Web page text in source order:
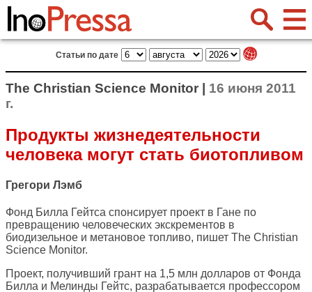
Статьи по дате
The Christian Science Monitor | 16 июня 2011
г.
Продукты жизнедеятельности
человека могут стать биотопливом
Грегори Лэмб
Фонд Билла Гейтса спонсирует проект в Гане по
превращению человеческих экскрементов в
биодизельное и метановое топливо, пишет The Christian
Science Monitor.
Проект, получивший грант на 1,5 млн долларов от Фонда
Билла и Мелинды Гейтс, разрабатывается профессором